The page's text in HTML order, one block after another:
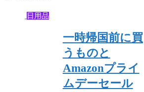
日用品
一時帰国前に買
うものと
Amazonプライ
ムデーセール